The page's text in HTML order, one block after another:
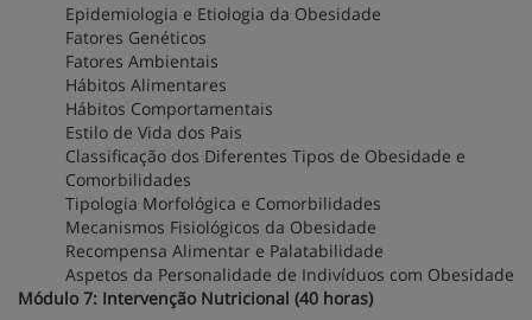
Epidemiologia e Etiologia da Obesidade
Fatores Genéticos
Fatores Ambientais
Hábitos Alimentares
Hábitos Comportamentais
Estilo de Vida dos Pais
Classificação dos Diferentes Tipos de Obesidade e
Comorbilidades
Tipologia Morfológica e Comorbilidades
Mecanismos Fisiológicos da Obesidade
Recompensa Alimentar e Palatabilidade
Aspetos da Personalidade de Indivíduos com Obesidade
Módulo 7: Intervenção Nutricional (40 horas)